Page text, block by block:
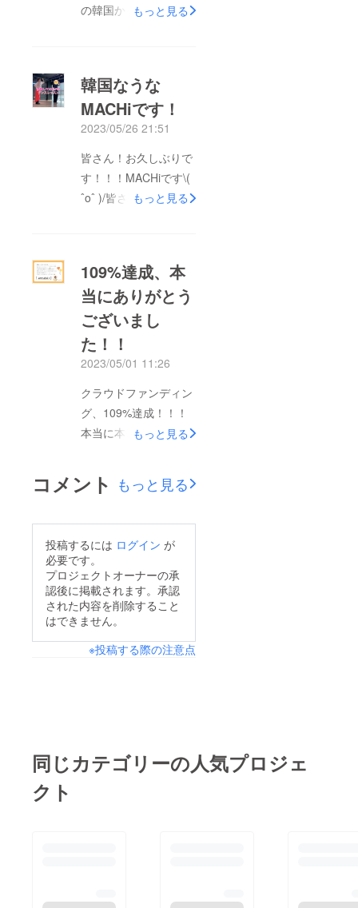
の韓国から帰国いたし
なっている方にアテン
ドしていただきつつ、
観光もさせていただき
つつK-POPのダンス
レッスンを受けてきた
のですが・・・レベル
が圧倒的に高い！！！
分からない状態で参加
したにも関わらず、温
かく迎えてくださった
先生たち。そして何よ
りパワフルパワフルパ
ワフル・・・！身体の
つくりからして違って
いたので、横で踊って
て少し恥ずかしくなり
す）今回は3日間×3時
てもらう、というとて
もハードなスケジュー
ル。何を踊ったかは今
後のお楽しみ、とさせ
ていただきますね
(*'ω'*)基本のキから応
用編までたくさんの学
ちからのMACHiさん、
もっと見る
韓国なうな
MACHiです！
2023/05/26 21:51
皆さん！お久しぶりで
す！！！MACHiです\(
ˆoˆ )/皆さまからご支援
はじまりまし
たーーーー！実は海外
自体初めての私。本当
にドキドキしながら出
発したのですが…韓国
ろです！！そして観光
もさせていただきなが
ら…本当の目的である
ンを受けてきました！
1人でレッスンを受け
でドキドキ緊張してい
たのですが、レッスン
始まってからは終始楽
しくてニヤニヤしてま
した笑そして何より韓
さと、面白さに圧倒さ
になりました…｡ﾟ(ﾟ´Д
｀ﾟ)ﾟ｡１つ１つ振付を
もっと見る
109%達成、本
当にありがとう
ございまし
た！！
2023/05/01 11:26
クラウドファンディン
グ、109%達成！！！
本当に本当にありがと
3月21日より始まった
このクラファン企画。
この企画が立ち上が
り、走り抜けるように
クラファン準備し突如
始まったクラファン。
不安だけが心を覆って
に。この企画が誰かの
勇気やパワーに繋がる
もっと見る
コメント もっと見る
投稿するには ログイン が
必要です。
プロジェクトオーナーの承
認後に掲載されます。承認
された内容を削除すること
はできません。
※投稿する際の注意点
同じカテゴリーの人気プロジェ
クト